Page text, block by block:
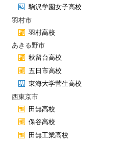
駒沢学園女子高校
羽村市
羽村高校
あきる野市
秋留台高校
五日市高校
東海大学菅生高校
西東京市
田無高校
保谷高校
田無工業高校